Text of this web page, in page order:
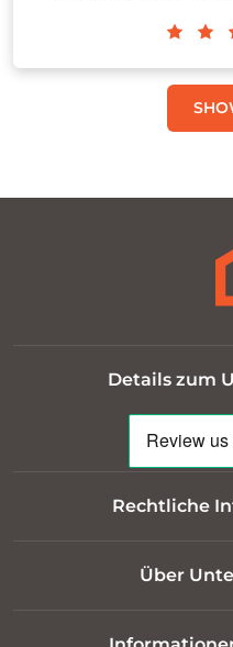
Details zum
Rechtliche
Über